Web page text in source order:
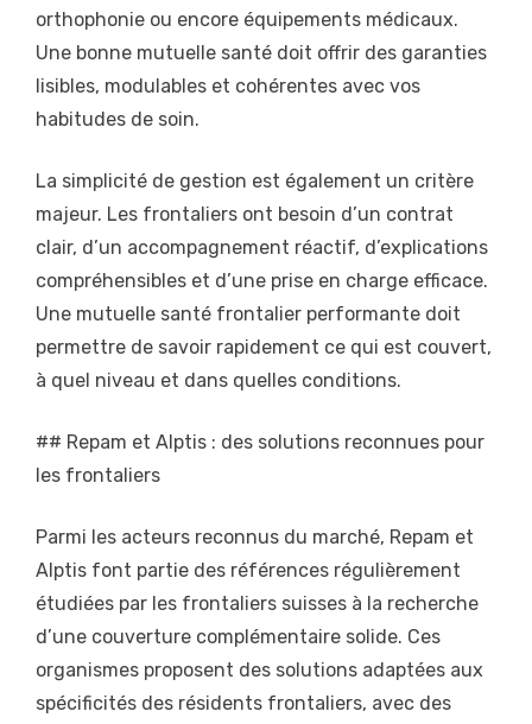
orthophonie ou encore équipements médicaux.
Une bonne mutuelle santé doit offrir des garanties
lisibles, modulables et cohérentes avec vos
habitudes de soin.
La simplicité de gestion est également un critère
majeur. Les frontaliers ont besoin d’un contrat
clair, d’un accompagnement réactif, d’explications
compréhensibles et d’une prise en charge efficace.
Une mutuelle santé frontalier performante doit
permettre de savoir rapidement ce qui est couvert,
à quel niveau et dans quelles conditions.
## Repam et Alptis : des solutions reconnues pour
les frontaliers
Parmi les acteurs reconnus du marché, Repam et
Alptis font partie des références régulièrement
étudiées par les frontaliers suisses à la recherche
d’une couverture complémentaire solide. Ces
organismes proposent des solutions adaptées aux
spécificités des résidents frontaliers, avec des